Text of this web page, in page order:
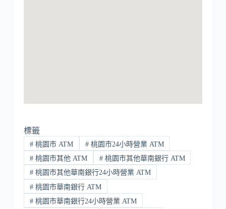
標籤
#桃園市 ATM #桃園市24小時營業 ATM
#桃園市其他 ATM #桃園市其他華南銀行 ATM
#桃園市其他華南銀行24小時營業 ATM
#桃園市華南銀行 ATM
#桃園市華南銀行24小時營業 ATM